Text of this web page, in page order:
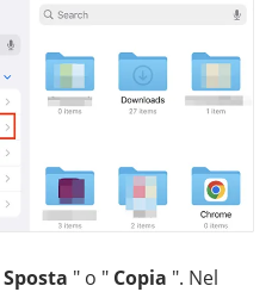
Sposta " o " Copia ". Nel